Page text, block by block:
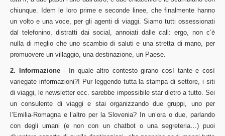
chiunque. Idem le loro prime e seconde linee, che finalmente hanno
un volto e una voce, per gli agenti di viaggi. Siamo tutti ossessionati
dal telefonino, distratti dai social, annoiati dalle call: ergo, non c’è
nulla di meglio che uno scambio di saluti e una stretta di mano, per
promuovere un villaggio, una destinazione, un Paese.
2. Informazione- In quale altro contesto girano così tante e così
variegate informazioni?! Pur leggendo tutta la stampa di settore, i siti
di viaggi, le newsletter ecc. sarebbe impossibile star dietro a tutto. Sei
un consulente di viaggi e stai organizzando due gruppi, uno per
l’Emilia-Romagna e l’altro per la Slovenia? In un’ora o due, parlando
con degli umani (e non con un chatbot o una segreteria…) puoi